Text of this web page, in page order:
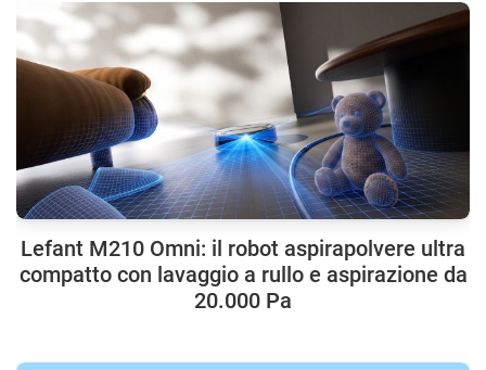
Lefant M210 Omni: il robot aspirapolvere ultra
compatto con lavaggio a rullo e aspirazione da
20.000 Pa